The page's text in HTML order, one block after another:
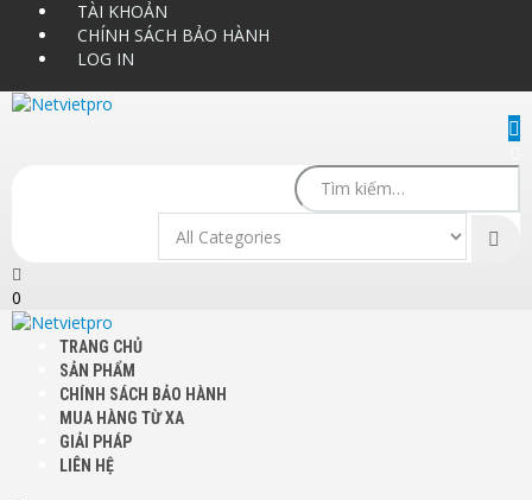
TÀI KHOẢN
CHÍNH SÁCH BẢO HÀNH
LOG IN
0
TRANG CHỦ
SẢN PHẨM
CHÍNH SÁCH BẢO HÀNH
MUA HÀNG TỪ XA
GIẢI PHÁP
LIÊN HỆ